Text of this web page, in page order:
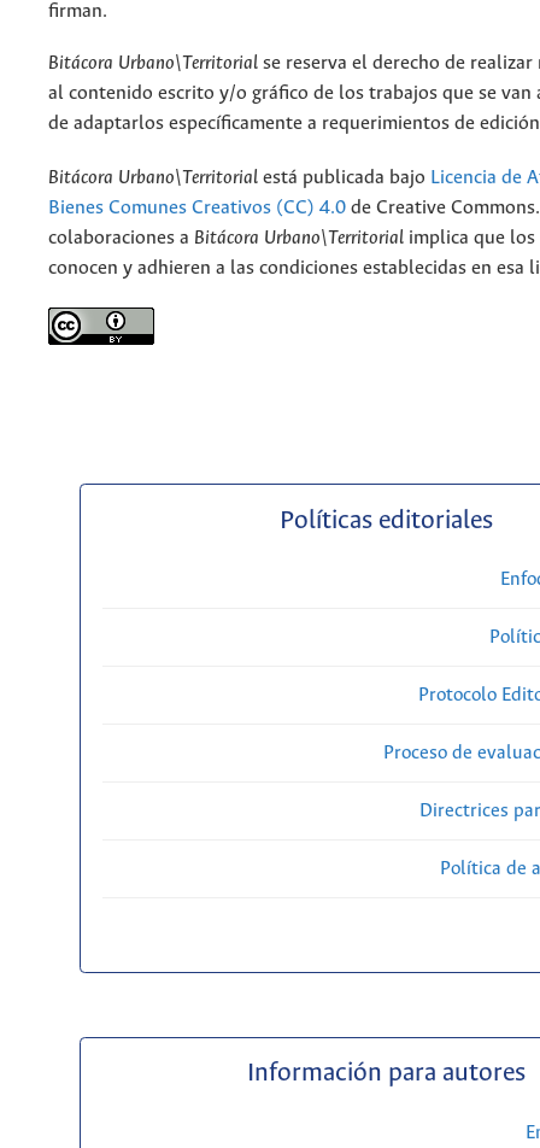
firman.
Bitácora Urbano\Territorial se reserva el derecho de realizar
al contenido escrito y/o gráfico de los trabajos que se van
de adaptarlos específicamente a requerimientos de
Bitácora Urbano\Territorial está publicada bajo Licencia de
Bienes Comunes Creativos (CC) 4.0 de Creative
colaboraciones a Bitácora Urbano\Territorial implica que los
conocen y adhieren a las condiciones establecidas en esa
Políticas editoriales
Protocolo
Proceso de
Directrices
Política de
Información para autores